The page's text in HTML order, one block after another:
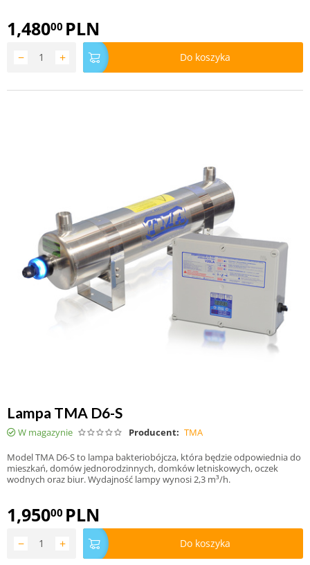
1,48000 PLN
+
− Do koszyka
Lampa TMA D6-S
W magazynie Producent: TMA
Model TMA D6-S to lampa bakteriobójcza, która będzie odpowiednia do
mieszkań, domów jednorodzinnych, domków letniskowych, oczek
wodnych oraz biur. Wydajność lampy wynosi 2,3 m³/h.
1,95000 PLN
+
− Do koszyka